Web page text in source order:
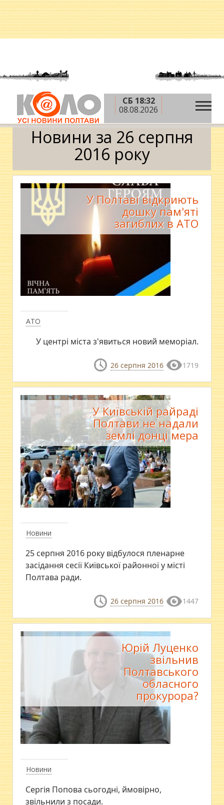
СБ 18:32
08.08.2026
Головна » 2016 рік » серпень »26 серпня
Календар
Новини за 26 серпня
2016 року
АТО
У Полтаві відкриють
дошку пам'яті
загиблих в АТО
У центрі міста з'явиться новий меморіал.
26 серпня 2016 1719
Новини
У Київській райраді
Полтави не надали
землі донці мера
25 серпня 2016 року відбулося пленарне
засідання сесії Київської районної у місті
Полтава ради.
26 серпня 2016 1447
Новини
Юрій Луценко
звільнив
Полтавського
обласного
прокурора?
Сергія Попова сьогодні, ймовірно,
звільнили з посади.